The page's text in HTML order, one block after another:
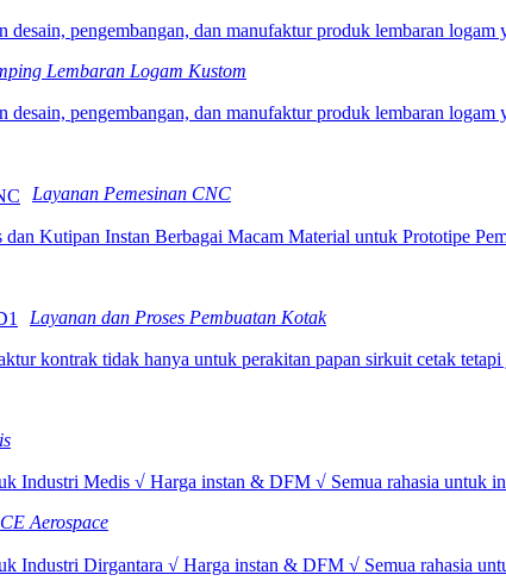
desain, pengembangan, dan manufaktur produk lembaran
Lembaran Logam Kustom
desain, pengembangan, dan manufaktur produk lembaran logam
Layanan Pemesinan CNC
Kutipan Instan Berbagai Macam Material untuk Prototipe
Layanan dan Proses Pembuatan Kotak
kontrak tidak hanya untuk perakitan papan sirkuit cetak
Industri Medis √ Harga instan & DFM √ Semua rahasia untuk
Aerospace
Industri Dirgantara √ Harga instan & DFM √ Semua rahasia